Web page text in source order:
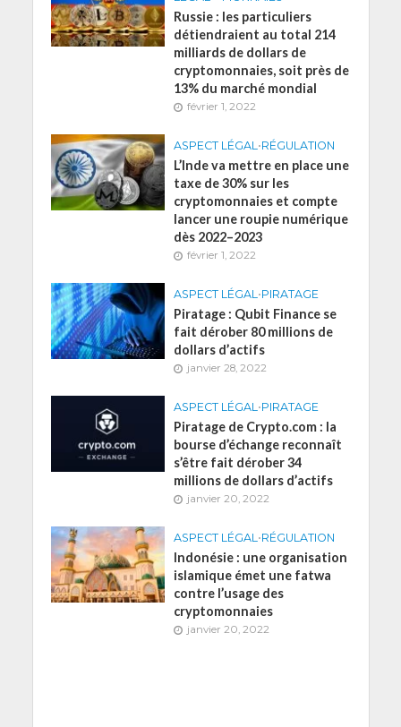
Russie : les particuliers
détiendraient au total 214
milliards de dollars de
cryptomonnaies, soit près de
13% du marché mondial
février 1, 2022
ASPECT LÉGAL•RÉGULATION
L’Inde va mettre en place une
taxe de 30% sur les
cryptomonnaies et compte
lancer une roupie numérique
dès 2022–2023
février 1, 2022
ASPECT LÉGAL•PIRATAGE
Piratage : Qubit Finance se
fait dérober 80 millions de
dollars d’actifs
janvier 28, 2022
ASPECT LÉGAL•PIRATAGE
Piratage de Crypto.com : la
bourse d’échange reconnaît
s’être fait dérober 34
millions de dollars d’actifs
janvier 20, 2022
ASPECT LÉGAL•RÉGULATION
Indonésie : une organisation
islamique émet une fatwa
contre l’usage des
cryptomonnaies
janvier 20, 2022